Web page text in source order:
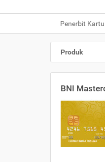
Penerbit Kartu
Produk
BNI